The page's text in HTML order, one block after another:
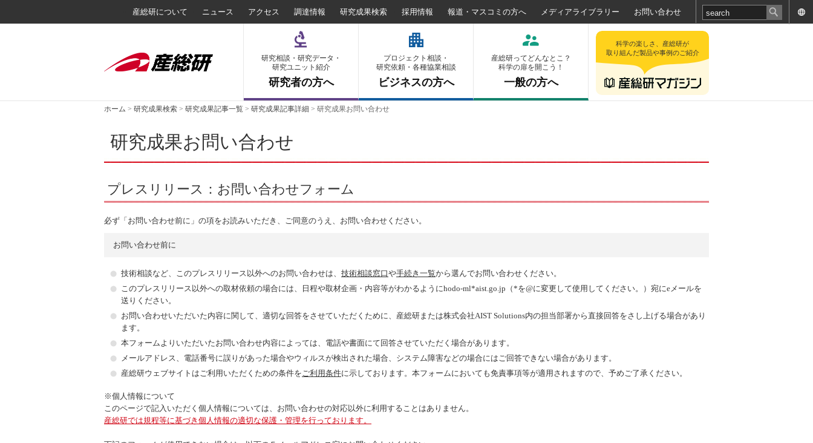
産総研について ニュース アクセス 調達情報 研究成果検索 採用情報 報道・マスコミの方へ メディアライブラリー お問い合わせ
研究相談・研究データ・
研究ユニット紹介
研究者の方へ
プロジェクト相談・
研究依頼・各種協業相談
ビジネスの方へ
産総研ってどんなとこ？
科学の扉を開こう！
一般の方へ
科学の楽しさ、産総研が
取り組んだ製品や事例のご紹介
ホーム > 研究成果検索 > 研究成果記事一覧 > 研究成果記事詳細 > 研究成果お問い合わせ
研究成果お問い合わせ
プレスリリース：お問い合わせフォーム
必ず「お問い合わせ前に」の項をお読みいただき、ご同意のうえ、お問い合わせください。
お問い合わせ前に
技術相談など、このプレスリリース以外へのお問い合わせは、 技術相談窓口や手続き一覧から選んでお問い合わせください。
このプレスリリース以外への取材依頼の場合には、日程や取材企画・内容等がわかるようにhodo-ml*aist.go.jp（*を@に変更して使用してください。）宛にeメールを
送りください。
お問い合わせいただいた内容に関して、適切な回答をさせていただくために、産総研または株式会社AIST Solutions内の担当部署から直接回答をさし上げる場合があり
ます。
本フォームよりいただいたお問い合わせ内容によっては、電話や書面にて回答させていただく場合があります。
メールアドレス、電話番号に誤りがあった場合やウィルスが検出された場合、システム障害などの場合にはご回答できない場合があります。
産総研ウェブサイトはご利用いただくための条件を ご利用条件に示しております。本フォームにおいても免責事項等が適用されますので、予めご了承ください。
※個人情報について
このページで記入いただく個人情報については、お問い合わせの対応以外に利用することはありません。
産総研では規程等に基づき個人情報の適切な保護・管理を行っております。